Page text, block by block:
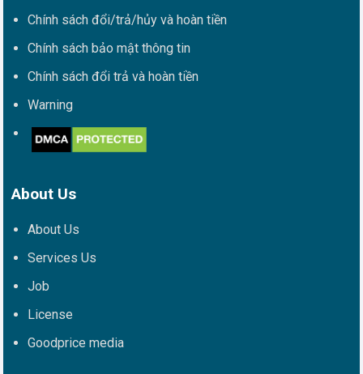
Chính sách đổi/trả/hủy và hoàn tiền
Chính sách bảo mật thông tin
Chính sách đổi trả và hoàn tiền
Warning
About Us
About Us
Services Us
Job
License
Goodprice media